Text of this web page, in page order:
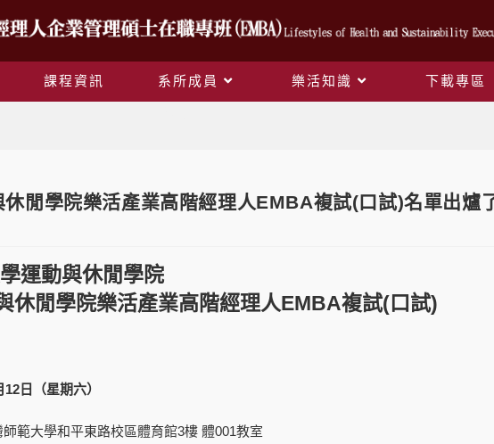
課程資訊 系所成員 樂活知識 下載專區
閒學院樂活產業高階經理人EMBA複試(口試)名單出爐
運動與休閒學院
休閒學院樂活產業高階經理人EMBA複試(口試)
12 日（星期六）
師範大學和平東路校區體育館3樓 體001教室